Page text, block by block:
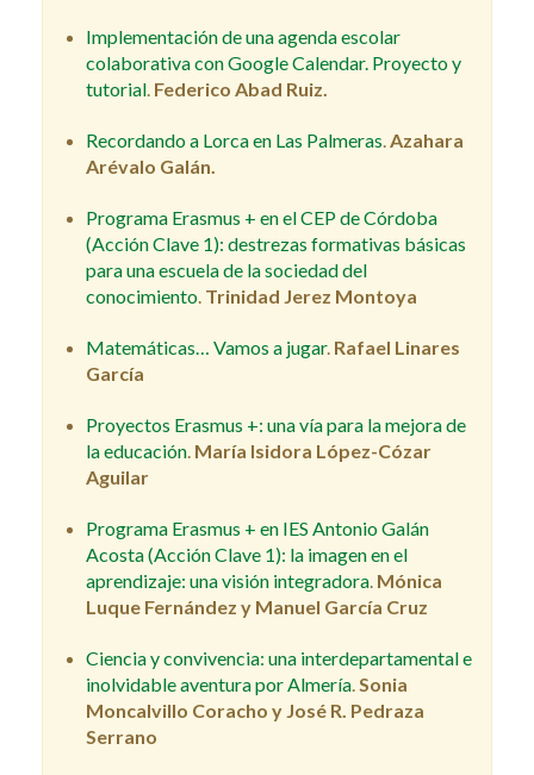
Implementación de una agenda escolar
colaborativa con Google Calendar. Proyecto y
tutorial Federico Abad Ruiz.
Recordando a Lorca en Las Palmeras Azahara
Arévalo Galán.
Programa Erasmus + en el CEP de Córdoba
(Acción Clave 1): destrezas formativas básicas
para una escuela de la sociedad del
conocimiento Trinidad Jerez Montoya
Matemáticas… Vamos a jugar. Rafael Linares
García
Proyectos Erasmus +: una vía para la mejora de
la educación María Isidora López-Cózar
Aguilar
Programa Erasmus + en IES Antonio Galán
Acosta (Acción Clave 1): la imagen en el
aprendizaje: una visión integradora Mónica
Luque Fernández y Manuel García Cruz
Ciencia y convivencia: una interdepartamental e
inolvidable aventura por Almería Sonia
Moncalvillo Coracho y José R. Pedraza
Serrano